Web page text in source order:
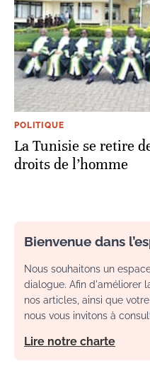
POLITIQUE
La Tunisie se retire
droits de l’homme
Bienvenue dans
Nous souhaitons un
dialogue. Afin d'améliorer
nos articles, ainsi que
nous vous invitons à
Lire notre charte